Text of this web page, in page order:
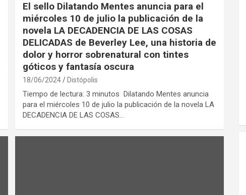
El sello Dilatando Mentes anuncia para el
miércoles 10 de julio la publicación de la
novela LA DECADENCIA DE LAS COSAS
DELICADAS de Beverley Lee, una historia de
dolor y horror sobrenatural con tintes
góticos y fantasía oscura
18/06/2024 Distópolis
Tiempo de lectura: 3 minutos Dilatando Mentes anuncia
para el miércoles 10 de julio la publicación de la novela LA
DECADENCIA DE LAS COSAS…